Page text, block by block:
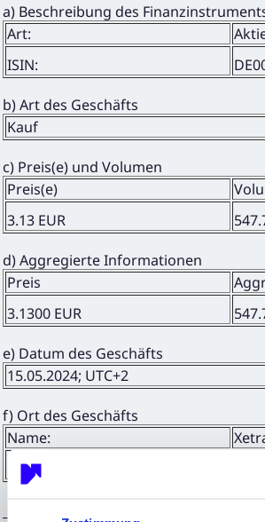
a) Beschreibung des
Art:
ISIN:
b) Art des Geschäfts
Kauf
c) Preis(e) und Volumen
Preis(e)
3.13 EUR
d) Aggregierte Informationen
Preis
3.1300 EUR
e) Datum des Geschäfts
15.05.2024; UTC+2
f) Ort des Geschäfts
Name:
MIC: